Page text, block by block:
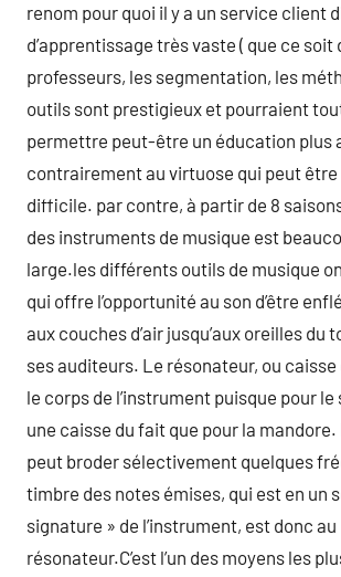
renom pour quoi il y a un service client
d’apprentissage très vaste ( que ce soit
professeurs, les segmentation, les
outils sont prestigieux et pourraient
permettre peut-être un éducation plus
contrairement au virtuose qui peut être
difficile. par contre, à partir de 8
des instruments de musique est
large.les différents outils de musique
qui offre l’opportunité au son d’être
aux couches d’air jusqu’aux oreilles du
ses auditeurs. Le résonateur, ou
le corps de l’instrument puisque pour
une caisse du fait que pour la
peut broder sélectivement quelques
timbre des notes émises, qui est en un
signature » de l’instrument, est donc au
résonateur.C’est l’un des moyens les